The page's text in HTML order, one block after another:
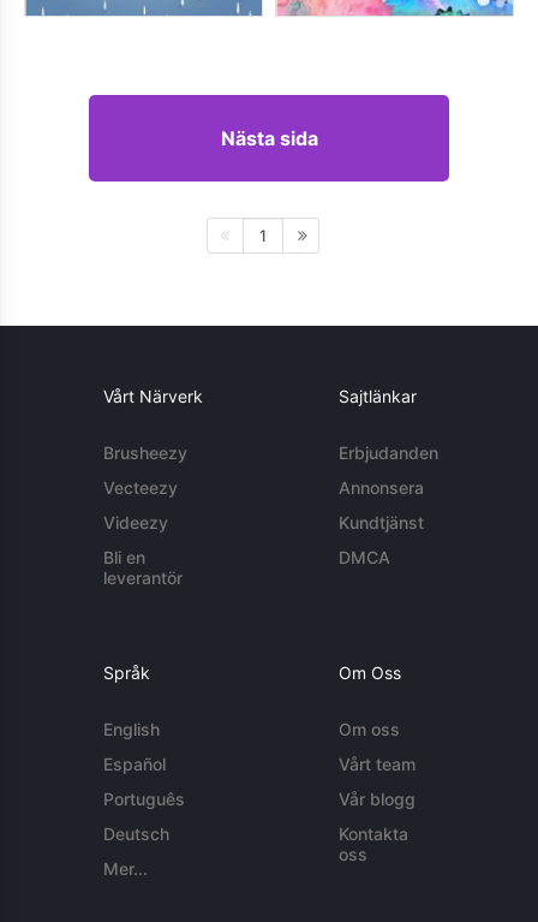
Nästa sida
1
Vårt Närverk
Brusheezy
Vecteezy
Videezy
Bli en
leverantör
Sajtlänkar
Erbjudanden
Annonsera
Kundtjänst
DMCA
Språk
English
Español
Português
Deutsch
Mer...
Om Oss
Om oss
Vårt team
Vår blogg
Kontakta
oss